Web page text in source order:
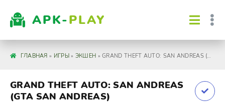
APK-PLAY
ГЛАВНАЯ » ИГРЫ» ЭКШЕН » GRAND THEFT AUTO: SAN ANDREAS (GTA SAN ANDREAS)
GRAND THEFT AUTO: SAN ANDREAS
(GTA SAN ANDREAS)